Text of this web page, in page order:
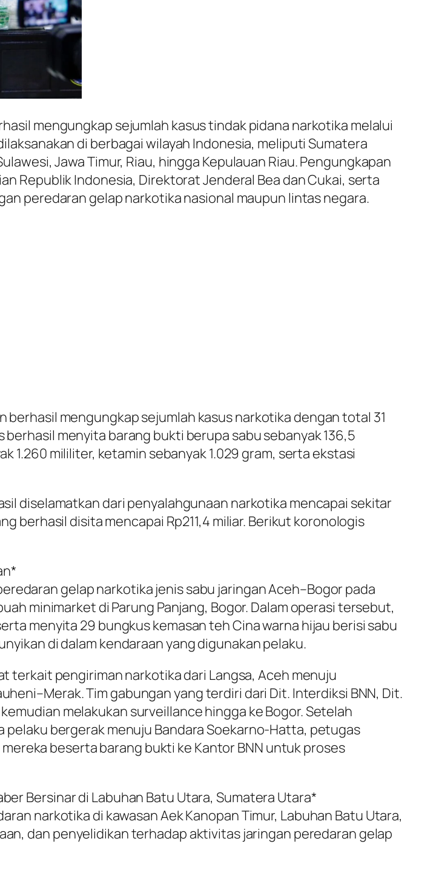
mengungkap sejumlah kasus tindak pidana narkotika melalui
di berbagai wilayah Indonesia, meliputi Sumatera
Jawa Timur, Riau, hingga Kepulauan Riau. Pengungkapan
Republik Indonesia, Direktorat Jenderal Bea dan Cukai, serta
peredaran gelap narkotika nasional maupun lintas negara.
berhasil mengungkap sejumlah kasus narkotika dengan total 31
menyita barang bukti berupa sabu sebanyak 136,5
1.260 mililiter, ketamin sebanyak 1.029 gram, serta ekstasi
diselamatkan dari penyalahgunaan narkotika mencapai sekitar
berhasil disita mencapai Rp211,4 miliar. Berikut koronologis
gelap narkotika jenis sabu jaringan Aceh–Bogor pada
minimarket di Parung Panjang, Bogor. Dalam operasi tersebut,
menyita 29 bungkus kemasan teh Cina warna hijau berisi sabu
di dalam kendaraan yang digunakan pelaku.
terkait pengiriman narkotika dari Langsa, Aceh menuju
Tim gabungan yang terdiri dari Dit. Interdiksi BNN, Dit.
melakukan surveillance hingga ke Bogor. Setelah
bergerak menuju Bandara Soekarno-Hatta, petugas
beserta barang bukti ke Kantor BNN untuk proses
Bersinar di Labuhan Batu Utara, Sumatera Utara*
narkotika di kawasan Aek Kanopan Timur, Labuhan Batu Utara,
dan penyelidikan terhadap aktivitas jaringan peredaran gelap